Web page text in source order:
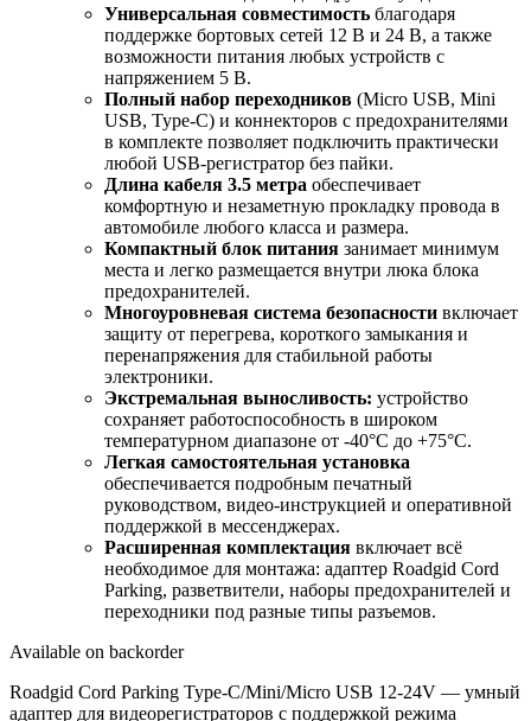
Универсальная совместимость благодаря
поддержке бортовых сетей 12 В и 24 В, а также
возможности питания любых устройств с
напряжением 5 В.
Полный набор переходников (Micro USB, Mini
USB, Type-C) и коннекторов с предохранителями
в комплекте позволяет подключить практически
любой USB-регистратор без пайки.
Длина кабеля 3.5 метра обеспечивает
комфортную и незаметную прокладку провода в
автомобиле любого класса и размера.
Компактный блок питания занимает минимум
места и легко размещается внутри люка блока
предохранителей.
Многоуровневая система безопасности включает
защиту от перегрева, короткого замыкания и
перенапряжения для стабильной работы
электроники.
Экстремальная выносливость: устройство
сохраняет работоспособность в широком
температурном диапазоне от -40°C до +75°C.
Легкая самостоятельная установка
обеспечивается подробным печатный
руководством, видео-инструкцией и оперативной
поддержкой в мессенджерах.
Расширенная комплектация включает всё
необходимое для монтажа: адаптер Roadgid Cord
Parking, разветвители, наборы предохранителей и
переходники под разные типы разъемов.
Available on backorder
Roadgid Cord Parking Type-C/Mini/Micro USB 12-24V — умный
адаптер для видеорегистраторов с поддержкой режима